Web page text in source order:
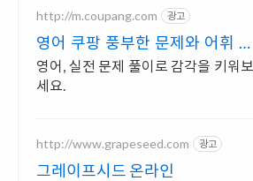
http://m.coupang.com 광고
영어 쿠팡 풍부한 문제와 어휘 학
습
영어, 실전 문제 풀이로 감각을 키워보
세요.
http://www.grapeseed.com 광고
그레이프시드 온라인